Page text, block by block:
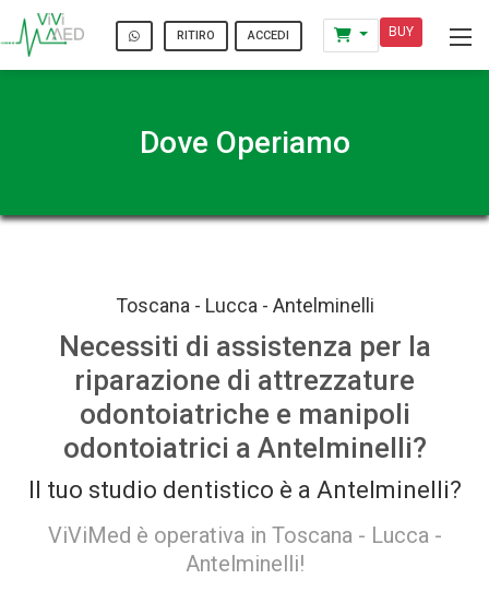
RITIRO ACCEDI BUY
Dove Operiamo
Toscana - Lucca - Antelminelli
Necessiti di assistenza per la
riparazione di attrezzature
odontoiatriche e manipoli
odontoiatrici a Antelminelli?
Il tuo studio dentistico è a Antelminelli?
ViViMed è operativa in Toscana - Lucca -
Antelminelli!